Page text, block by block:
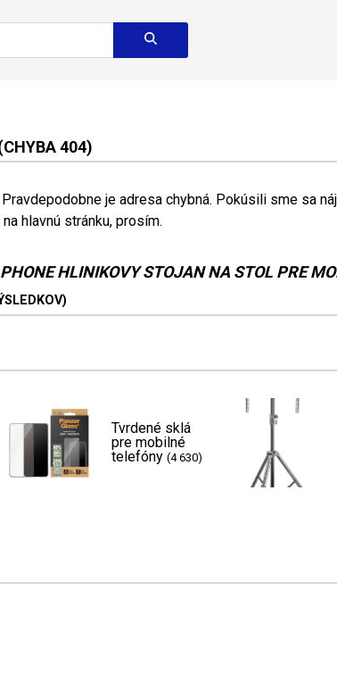
404)
je adresa chybná. Pokúsili sme sa
hlavnú stránku, prosím.
HLINIKOVY STOJAN NA STOL PRE
Tvrdené sklá
pre mobilné
telefóny (4 630)